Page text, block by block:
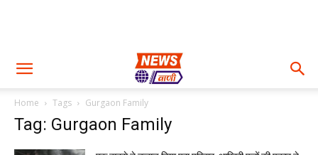
Home Tags Gurgaon Family
Tag: Gurgaon Family